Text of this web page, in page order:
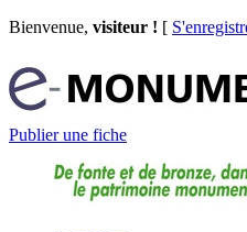
Bienvenue, visiteur ! [
Publier une fiche